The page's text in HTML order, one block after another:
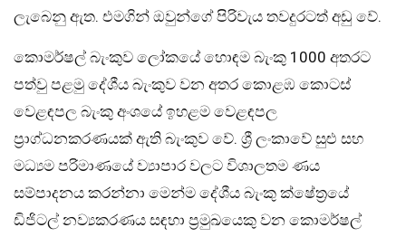
ලැබෙනු ඇත. එමගින් ඔවුන්ගේ පිරිවැය තවදුරටත් අඩු වේ.
කොමර්ෂල් බැංකුව ලෝකයේ හොඳම බැංකු 1000 අතරට
පත්වු පළමු දේශීය බැංකුව වන අතර කොළඹ කොටස්
වෙළඳපල බැංකු අංශයේ ඉහළම වෙළඳපල
ප්‍රාග්ධනකරණයක් ඇති බැංකුව වේ. ශ්‍රී ලංකාවේ සුළු සහ
මධ්‍යම පරිමාණයේ ව්‍යාපාර වලට විශාලතම ණය
සම්පාදනය කරන්නා මෙන්ම දේශීය බැංකු ක්ෂේත්‍රයේ
ඩිජිටල් නව්‍යකරණය සඳහා ප්‍රමුඛයෙකු වන කොමර්ෂල්